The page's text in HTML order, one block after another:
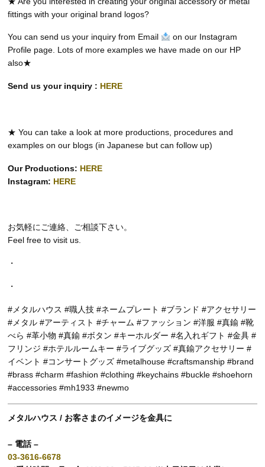
fittings with your original brand logos?
You can send us your inquiry from Email
on our Instagram
Profile page. Lots of more examples we have made on our HP
also★
Send us your inquiry : HERE
★ You can take a look at more productions, procedures and
examples on our blogs (in Japanese but can follow up)
Our Productions: HERE
Instagram: HERE
お気軽にご連絡、ご相談下さい。
Feel free to visit us.
・
・
#メタルハウス #職人技 #ネームプレート #ブランド #アクセサリー
#メタル #アーティスト #チャーム #ファッション #洋服 #真鍮 #靴
べら #革小物 #真鍮 #ボタン #キーホルダー #名入れギフト #金具 #
フリンジ #ホテルルームキー #ライブグッズ #真鍮アクセサリー #
イベント #コンサートグッズ #metalhouse #craftsmanship #brand
#brass #charm #fashion #clothing #keychains #buckle #shoehorn
#accessories #mh1933 #newmo
メタルハウス / お客さまのイメージを金具に
– 電話 –
03-3616-6678